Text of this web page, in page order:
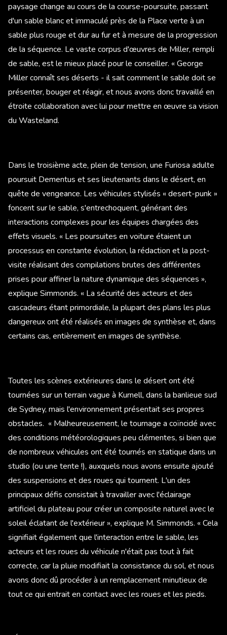
paysage change au cours de la course-poursuite, passant
d'un sable blanc et immaculé près de la Place verte à un
sable plus rouge et dur au fur et à mesure de la progression
de la séquence. Le vaste corpus d'œuvres de Miller, rempli
de sable, est le mieux placé pour le conseiller. « George
Miller connaît ses déserts - il sait comment le sable doit se
présenter, bouger et réagir, et nous avons donc travaillé en
étroite collaboration avec lui pour mettre en œuvre sa vision
du Wasteland.
Dans le troisième acte, plein de tension, une Furiosa adulte
poursuit Dementus et ses lieutenants dans le désert, en
quête de vengeance. Les véhicules stylisés « desert-punk »
foncent sur le sable, s'entrechoquent, générant des
interactions complexes pour les équipes chargées des
effets visuels. « Les poursuites en voiture étaient un
processus en constante évolution, la rédaction et la post-
visite réalisant des compilations brutes des différentes
prises pour affiner la nature dynamique des séquences »,
explique Simmonds. « La sécurité des acteurs et des
cascadeurs étant primordiale, la plupart des plans les plus
dangereux ont été réalisés en images de synthèse et, dans
certains cas, entièrement en images de synthèse.
Toutes les scènes extérieures dans le désert ont été
tournées sur un terrain vague à Kurnell, dans la banlieue sud
de Sydney, mais l'environnement présentait ses propres
obstacles. « Malheureusement, le tournage a coïncidé avec
des conditions météorologiques peu clémentes, si bien que
de nombreux véhicules ont été tournés en statique dans un
studio (ou une tente !), auxquels nous avons ensuite ajouté
des suspensions et des roues qui tournent. L'un des
principaux défis consistait à travailler avec l'éclairage
artificiel du plateau pour créer un composite naturel avec le
soleil éclatant de l'extérieur », explique M. Simmonds. « Cela
signifiait également que l'interaction entre le sable, les
acteurs et les roues du véhicule n'était pas tout à fait
correcte, car la pluie modifiait la consistance du sol, et nous
avons donc dû procéder à un remplacement minutieux de
tout ce qui entrait en contact avec les roues et les pieds.